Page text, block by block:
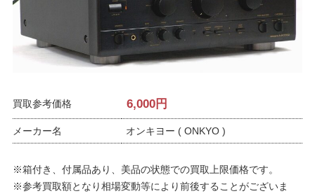
買取参考価格 6,000円
メーカー名 オンキヨー ( ONKYO )
※箱付き、付属品あり、美品の状態での買取上限価格です。
※参考買取額となり相場変動等により前後することがございま